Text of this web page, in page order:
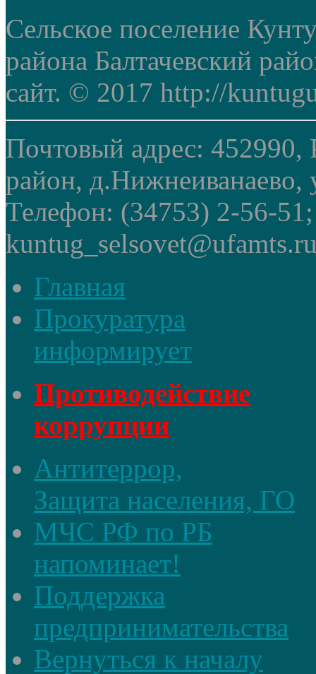
Сельское поселение
района Балтачевский
сайт. © 2017 http://
Почтовый адрес: 452990,
район, д.Нижнеиванаево,
Телефон: (34753) 2-56-
Главная
Прокуратура
информирует
Противодействие
коррупции
Антитеррор,
Защита населения, ГО
МЧС РФ по РБ
напоминает!
Поддержка
предпринимательства
Вернуться к началу